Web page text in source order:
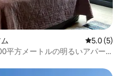
レビュー5
5.0 (5)
平方メートルの明るいアパー